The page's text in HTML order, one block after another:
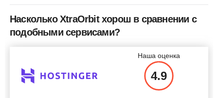
Цена $69.99
Насколько XtraOrbit хорош в сравнении с
подобными сервисами?
Наша оценка
4.9